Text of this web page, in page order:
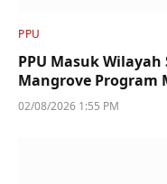
PPU
PPU Masuk
Mangrove Program
02/08/2026 1:55 PM